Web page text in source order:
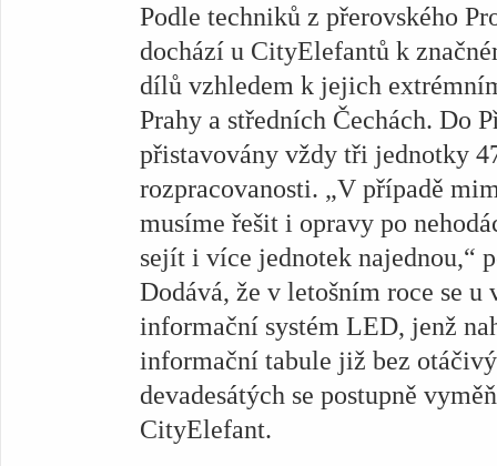
Podle techniků z přerovského
dochází u CityElefantů k
dílů vzhledem k jejich
Prahy a středních Čechách. Do
přistavovány vždy tři jednotky
rozpracovanosti. „V případě
musíme řešit i opravy po
sejít i více jednotek najednou,“
Dodává, že v letošním roce se
informační systém LED, jenž
informační tabule již bez
devadesátých se postupně
CityElefant.